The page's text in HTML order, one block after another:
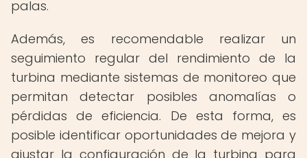
palas.
Además, es recomendable realizar un
seguimiento regular del rendimiento de la
turbina mediante sistemas de monitoreo que
permitan detectar posibles anomalías o
pérdidas de eficiencia. De esta forma, es
posible identificar oportunidades de mejora y
ajustar la configuración de la turbina para